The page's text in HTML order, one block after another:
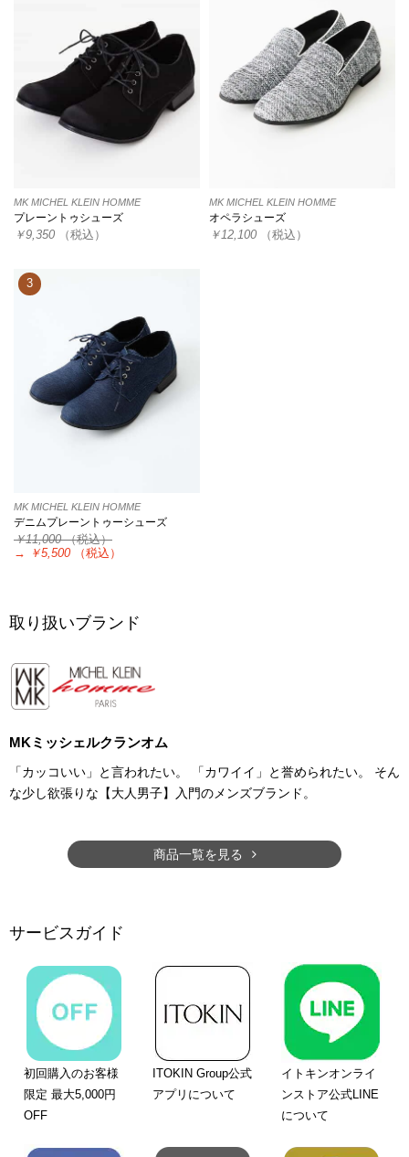
MK MICHEL KLEIN HOMME
プレーントゥシューズ
￥9,350 （税込）
MK MICHEL KLEIN HOMME
オペラシューズ
￥12,100 （税込）
3
MK MICHEL KLEIN HOMME
デニムプレーントゥーシューズ
￥11,000（税込）
→
￥5,500 （税込）
取り扱いブランド
MKミッシェルクランオム
「カッコいい」と言われたい。 「カワイイ」と誉められたい。 そん
な少し欲張りな【大人男子】入門のメンズブランド。
商品一覧を見る
サービスガイド
初回購入のお客様
限定 最大5,000円
OFF
ITOKIN Group公式
アプリについて
イトキンオンライ
ンストア公式LINE
について